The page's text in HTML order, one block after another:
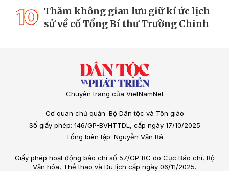
10 Thăm không gian lưu giữ kí ức lịch
sử về cố Tổng Bí thư Trường Chinh
Chuyên trang của VietNamNet
Cơ quan chủ quản: Bộ Dân tộc và Tôn giáo
Số giấy phép: 146/GP-BVHTTDL, cấp ngày 17/10/2025
Tổng biên tập: Nguyễn Văn Bá
Giấy phép hoạt động báo chí số 57/GP-BC do Cục Báo chí, Bộ
Văn hóa, Thể thao và Du lịch cấp ngày 06/11/2025.